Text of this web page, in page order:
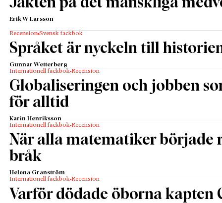
Jakten på det mänskliga
Erik W Larsson
Recension Svensk fackbok
Språket är nyckeln till
Gunnar Wetterberg
Internationell fackbok Recension
Globaliseringen och jobben
för alltid
Karin Henriksson
Internationell fackbok Recension
När alla matematiker började
bråk
Helena Granström
Internationell fackbok Recension
Varför dödade öborna kapten